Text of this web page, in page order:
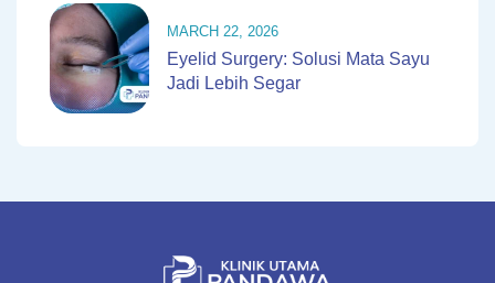
MARCH 22, 2026
Eyelid Surgery: Solusi Mata Sayu
Jadi Lebih Segar